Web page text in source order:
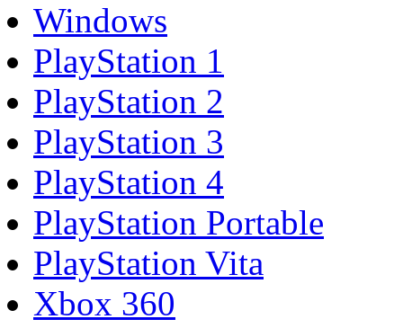
Windows
PlayStation 1
PlayStation 2
PlayStation 3
PlayStation 4
PlayStation Portable
PlayStation Vita
Xbox 360